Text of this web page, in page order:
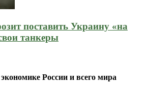
поставить Украину «на
танкеры
России и всего мира